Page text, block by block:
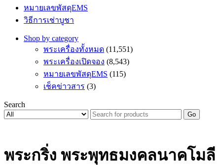
หมายเลขพัสดุEMS
วิธีการเช่าบูชา
Shop by category
พระเครื่องทั้งหมด (11,551)
พระเครื่องเปิดจอง (8,543)
หมายเลขพัสดุEMS (115)
เช็คข่าวสาร (3)
Search
Go
พระกริ่ง พระพุทธมงคลนาคโมลี